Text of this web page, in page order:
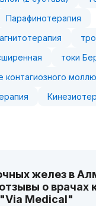
Парафинотерапия
токи
контагиозного
желез в
о врачах
"Via Medical"